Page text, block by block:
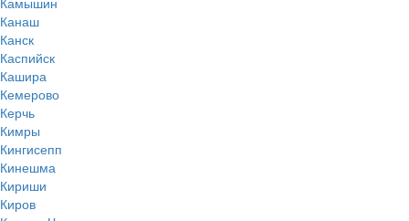
Канаш
Канск
Каспийск
Кашира
Кемерово
Керчь
Кимры
Кингисепп
Кинешма
Кириши
Киров